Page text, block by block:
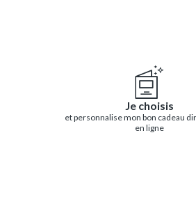
Je choisis
et personnalise mon bon cadeau
en ligne